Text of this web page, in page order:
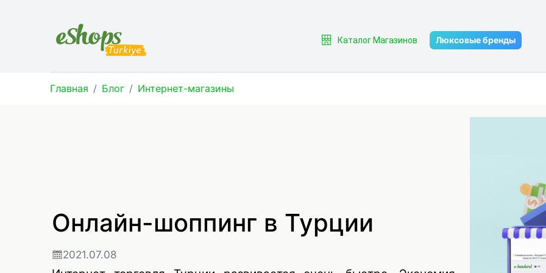
Каталог Магазинов Люксовые бренды
Главная Блог Интернет-магазины
Онлайн-шоппинг в Турции
2021.07.08